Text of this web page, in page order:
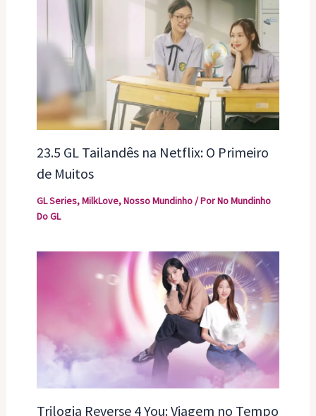
23.5 GL Tailandês na Netflix: O Primeiro
de Muitos
GL Series,MilkLove,Nosso Mundinho/ PorNo Mundinho
Do GL
Trilogia Reverse 4 You: Viagem no Tempo